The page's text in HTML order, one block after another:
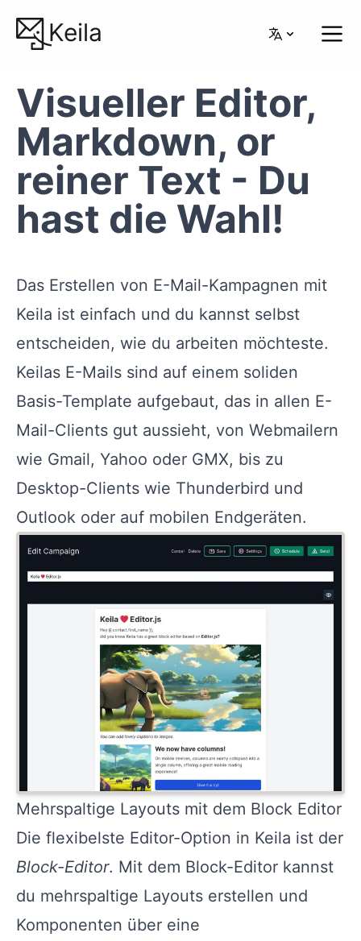
Keila
Visueller Editor,
Markdown, or
reiner Text - Du
hast die Wahl!
Das Erstellen von E-Mail-Kampagnen mit
Keila ist einfach und du kannst selbst
entscheiden, wie du arbeiten möchteste.
Keilas E-Mails sind auf einem soliden
Basis-Template aufgebaut, das in allen E-
Mail-Clients gut aussieht, von Webmailern
wie Gmail, Yahoo oder GMX, bis zu
Desktop-Clients wie Thunderbird und
Outlook oder auf mobilen Endgeräten.
Mehrspaltige Layouts mit dem Block Editor
Die flexibelste Editor-Option in Keila ist der
Block-Editor. Mit dem Block-Editor kannst
du mehrspaltige Layouts erstellen und
Komponenten über eine